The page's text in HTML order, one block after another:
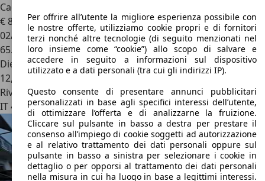
Cadillac Escalade
€ 88.0001
02/2023
65.000 km
Diesel
12,6 l/100 km (comb.)
Rivenditore
IT 43121Parma – Pr
Per offrire all’utente la migliore esperienza possibile con
le nostre offerte, utilizziamo cookie propri e di fornitori
terzi nonché altre tecnologie (di seguito menzionati nel
loro insieme come “cookie”) allo scopo di salvare e
accedere in seguito a informazioni sul dispositivo
utilizzato e a dati personali (tra cui gli indirizzi IP).
Questo consente di presentare annunci pubblicitari
personalizzati in base agli specifici interessi dell’utente,
di ottimizzare l’offerta e di analizzarne la fruizione.
Cliccare sul pulsante in basso a destra per prestare il
consenso all’impiego di cookie soggetti ad autorizzazione
e al relativo trattamento dei dati personali oppure sul
pulsante in basso a sinistra per selezionare i cookie in
dettaglio o per opporsi al trattamento dei dati personali
nella misura in cui ha luogo in base a legittimi interessi.